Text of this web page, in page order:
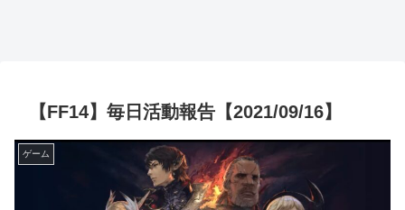
【FF14】毎日活動報告【2021/09/16】
ゲーム